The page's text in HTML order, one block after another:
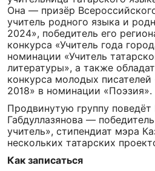
Она — призёр
учитель родного языка и
2024», победитель его
конкурса «Учитель года
номинации «Учитель
литературы», а также
конкурса молодых
2018» в номинации «Поэзия».
Продвинутую группу поведёт
Габдуллазянова —
учитель», стипендиат мэра
нескольких татарских
Как записаться